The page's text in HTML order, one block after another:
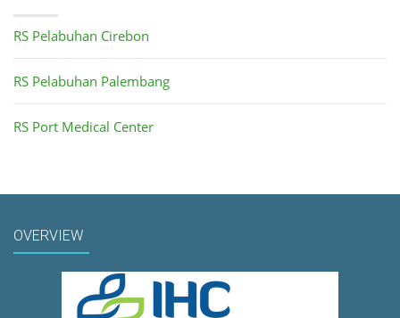
RS Pelabuhan Cirebon
RS Pelabuhan Palembang
RS Port Medical Center
OVERVIEW